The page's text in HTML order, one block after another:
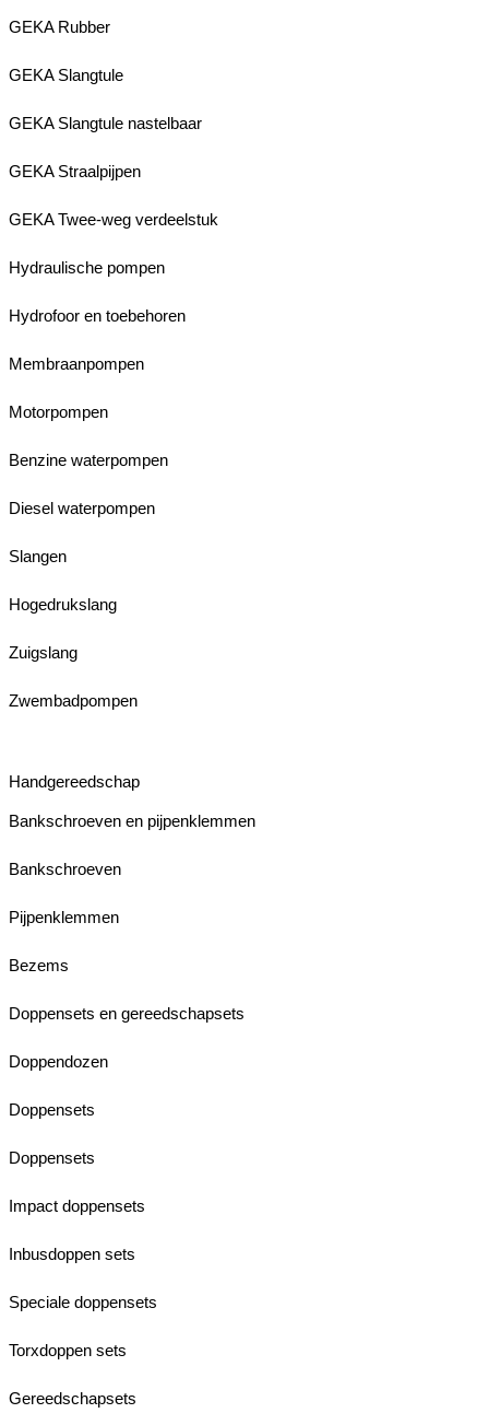
GEKA Rubber
GEKA Slangtule
GEKA Slangtule nastelbaar
GEKA Straalpijpen
GEKA Twee-weg verdeelstuk
Hydraulische pompen
Hydrofoor en toebehoren
Membraanpompen
Motorpompen
Benzine waterpompen
Diesel waterpompen
Slangen
Hogedrukslang
Zuigslang
Zwembadpompen
Handgereedschap
Bankschroeven en pijpenklemmen
Bankschroeven
Pijpenklemmen
Bezems
Doppensets en gereedschapsets
Doppendozen
Doppensets
Doppensets
Impact doppensets
Inbusdoppen sets
Speciale doppensets
Torxdoppen sets
Gereedschapsets